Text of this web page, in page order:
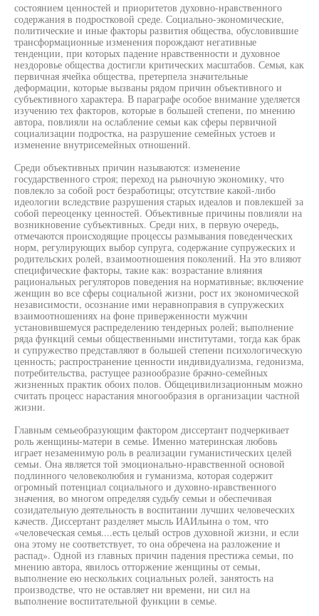
состоянием ценностей и приоритетов духовно-нравственного
содержания в подростковой среде. Социально-экономические,
политические и иные факторы развития общества, обусловившие
трансформационные изменения порождают негативные
тенденции, при которых падение нравственности и духовное
нездоровье общества достигли критических масштабов. Семья, как
первичная ячейка общества, претерпела значительные
деформации, которые вызваны рядом причин объективного и
субъективного характера. В параграфе особое внимание уделяется
изучению тех факторов, которые в большей степени, по мнению
автора, повлияли на ослабление семьи как сферы первичной
социализации подростка, на разрушение семейных устоев и
изменение внутрисемейных отношений.
Среди объективных причин называются: изменение
государственного строя; переход на рыночную экономику, что
повлекло за собой рост безработицы; отсутствие какой-либо
идеологии вследствие разрушения старых идеалов и повлекшей за
собой переоценку ценностей. Объективные причины повлияли на
возникновение субъективных. Среди них, в первую очередь,
отмечаются происходящие процессы размывания поведенческих
норм, регулирующих выбор супруга, содержание супружеских и
родительских ролей, взаимоотношения поколений. На это влияют
специфические факторы, такие как: возрастание влияния
рациональных регуляторов поведения на нормативные; включение
женщин во все сферы социальной жизни, рост их экономической
независимости, осознание ими неравноправия в супружеских
взаимоотношениях на фоне приверженности мужчин
установившемуся распределению тендерных ролей; выполнение
ряда функций семьи общественными институтами, тогда как брак
и супружество представляют в большей степени психологическую
ценность; распространение ценности индивидуализма, гедонизма,
потребительства, растущее разнообразие брачно-семейных
жизненных практик обоих полов. Общецивилизационным можно
считать процесс нарастания многообразия в организации частной
жизни.
Главным семьеобразующим фактором диссертант подчеркивает
роль женщины-матери в семье. Именно материнская любовь
играет незаменимую роль в реализации гуманистических целей
семьи. Она является той эмоционально-нравственной основой
подлинного человеколюбия и гуманизма, которая содержит
огромный потенциал социального и духовно-нравственного
значения, во многом определяя судьбу семьи и обеспечивая
созидательную деятельность в воспитании лучших человеческих
качеств. Диссертант разделяет мысль ИАИльина о том, что
«человеческая семья....есть целый остров духовной жизни, и если
она этому не соответствует, то она обречена на разложение и
распад». Одной из главных причин падения престижа семьи, по
мнению автора, явилось отторжение женщины от семьи,
выполнение ею нескольких социальных ролей, занятость на
производстве, что не оставляет ни времени, ни сил на
выполнение воспитательной функции в семье.